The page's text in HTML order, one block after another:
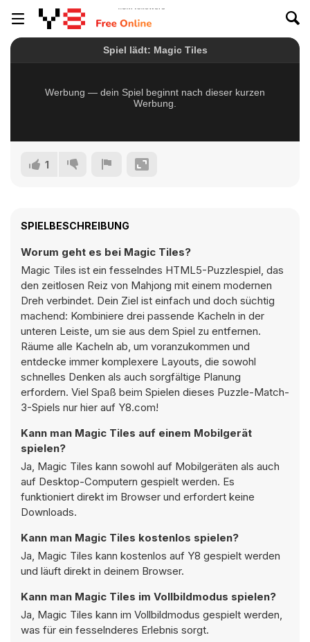
1
SPIELBESCHREIBUNG
Worum geht es bei Magic Tiles?
Magic Tiles ist ein fesselndes HTML5-Puzzlespiel, das
den zeitlosen Reiz von Mahjong mit einem modernen
Dreh verbindet. Dein Ziel ist einfach und doch süchtig
machend: Kombiniere drei passende Kacheln in der
unteren Leiste, um sie aus dem Spiel zu entfernen.
Räume alle Kacheln ab, um voranzukommen und
entdecke immer komplexere Layouts, die sowohl
schnelles Denken als auch sorgfältige Planung
erfordern. Viel Spaß beim Spielen dieses Puzzle-Match-
3-Spiels nur hier auf Y8.com!
Kann man Magic Tiles auf einem Mobilgerät
spielen?
Ja, Magic Tiles kann sowohl auf Mobilgeräten als auch
auf Desktop-Computern gespielt werden. Es
funktioniert direkt im Browser und erfordert keine
Downloads.
Kann man Magic Tiles kostenlos spielen?
Ja, Magic Tiles kann kostenlos auf Y8 gespielt werden
und läuft direkt in deinem Browser.
Kann man Magic Tiles im Vollbildmodus spielen?
Ja, Magic Tiles kann im Vollbildmodus gespielt werden,
was für ein fesselnderes Erlebnis sorgt.